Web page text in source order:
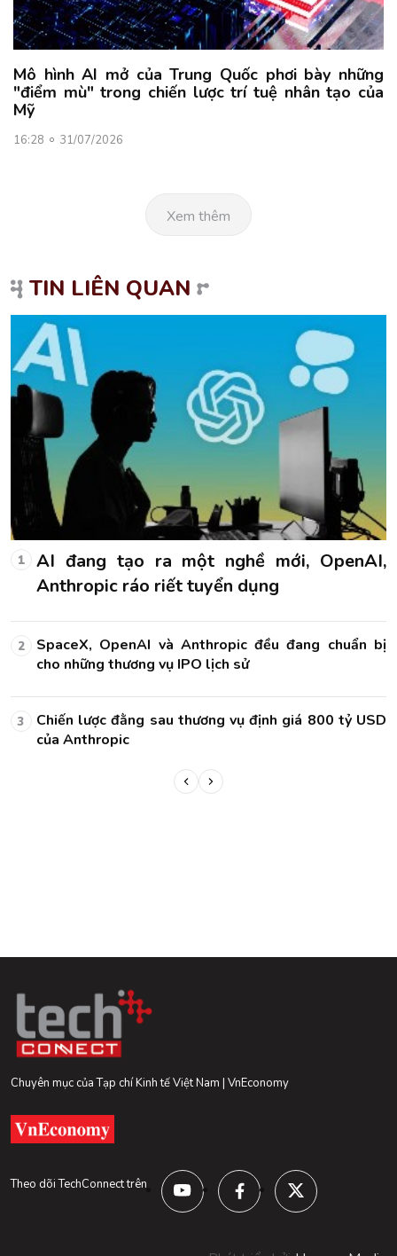
Mô hình AI mở của Trung Quốc phơi bày những
"điểm mù" trong chiến lược trí tuệ nhân tạo của
Mỹ
16:28 31/07/2026
Xem thêm
TIN LIÊN QUAN
1
AI đang tạo ra một nghề mới, OpenAI,
Anthropic ráo riết tuyển dụng
2
SpaceX, OpenAI và Anthropic đều đang chuẩn bị
cho những thương vụ IPO lịch sử
3
Chiến lược đằng sau thương vụ định giá 800 tỷ USD
của Anthropic
Chuyên mục của Tạp chí Kinh tế Việt Nam | VnEconomy
Theo dõi TechConnect trên